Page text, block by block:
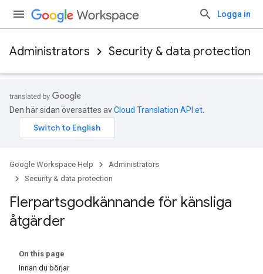
Logga in
Administrators Security & data protection
Den här sidan översattes avCloud Translation API:et
Google Workspace Help
Administrators
Security & data protection
Flerpartsgodkännande för känsliga
åtgärder
On this page
Innan du börjar